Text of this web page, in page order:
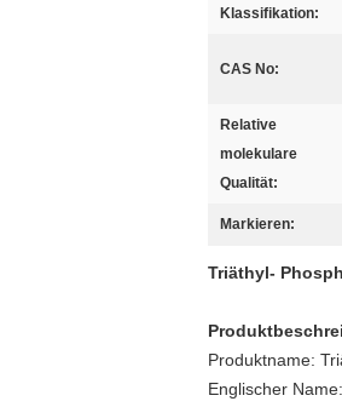
Klassifikation:
CAS No:
Relative
molekulare
Qualität:
Markieren:
Triäthyl-
Produktname:
Englischer